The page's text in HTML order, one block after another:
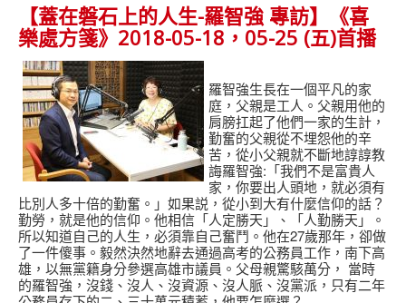
【蓋在磐石上的人生-羅智強 專訪】《喜
樂處方箋》2018-05-18，05-25 (五)首播
羅智強生長在一個平凡的家
庭，父親是工人。父親用他的
肩膀扛起了他們一家的生計，
勤奮的父親從不埋怨他的辛
苦，從小父親就不斷地諄諄教
誨羅智強:「我們不是富貴人
家，你要出人頭地，就必須有
比別人多十倍的勤奮。」如果説，從小到大有什麼信仰的話？
勤勞，就是他的信仰。他相信「人定勝天」、「人勤勝天」。
所以知道自己的人生，必須靠自己奮鬥。他在27歲那年，卻做
了一件傻事。毅然決然地辭去通過高考的公務員工作，南下高
雄，以無黨籍身分參選高雄市議員。父母親驚駭萬分， 當時
的羅智強，沒錢、沒人、沒資源、沒人脈、沒黨派，只有二年